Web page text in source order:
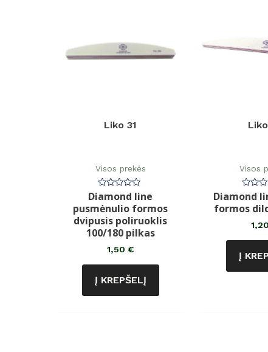
Liko 31
Visos prekės
Įvertinimas:
0
iš
5
Diamond line
pusmėnulio formos
dvipusis poliruoklis
100/180 pilkas
1,50 €
Į KREPŠELĮ
Visos
0
iš
Diamond
formos
1,20
Į